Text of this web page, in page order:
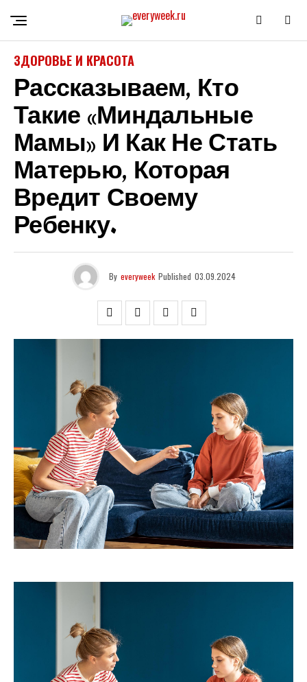
ЗДОРОВЬЕ И КРАСОТА
Рассказываем, Кто
Такие «миндальные
Мамы» И Как Не Стать
Матерью, Которая
Вредит Своему
Ребенку.
By everyweek Published 03.09.2024